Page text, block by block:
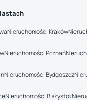
Nieruchomości Kraków
Nieruchomości Poznań
Nieruchomości Bydgoszcz
Nieruchomości Białystok